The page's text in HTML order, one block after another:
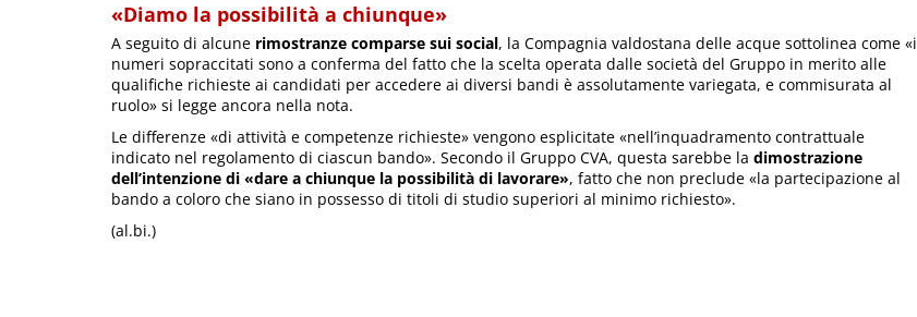
«Diamo la possibilità a chiunque»
A seguito di alcune rimostranze comparse sui social, la Compagnia valdostana delle acque sottolinea come «i
numeri sopraccitati sono a conferma del fatto che la scelta operata dalle società del Gruppo in merito alle
qualifiche richieste ai candidati per accedere ai diversi bandi è assolutamente variegata, e commisurata al
ruolo» si legge ancora nella nota.
Le differenze «di attività e competenze richieste» vengono esplicitate «nell’inquadramento contrattuale
indicato nel regolamento di ciascun bando». Secondo il Gruppo CVA, questa sarebbe la dimostrazione
dell’intenzione di «dare a chiunque la possibilità di lavorare», fatto che non preclude «la partecipazione al
bando a coloro che siano in possesso di titoli di studio superiori al minimo richiesto».
(al.bi.)